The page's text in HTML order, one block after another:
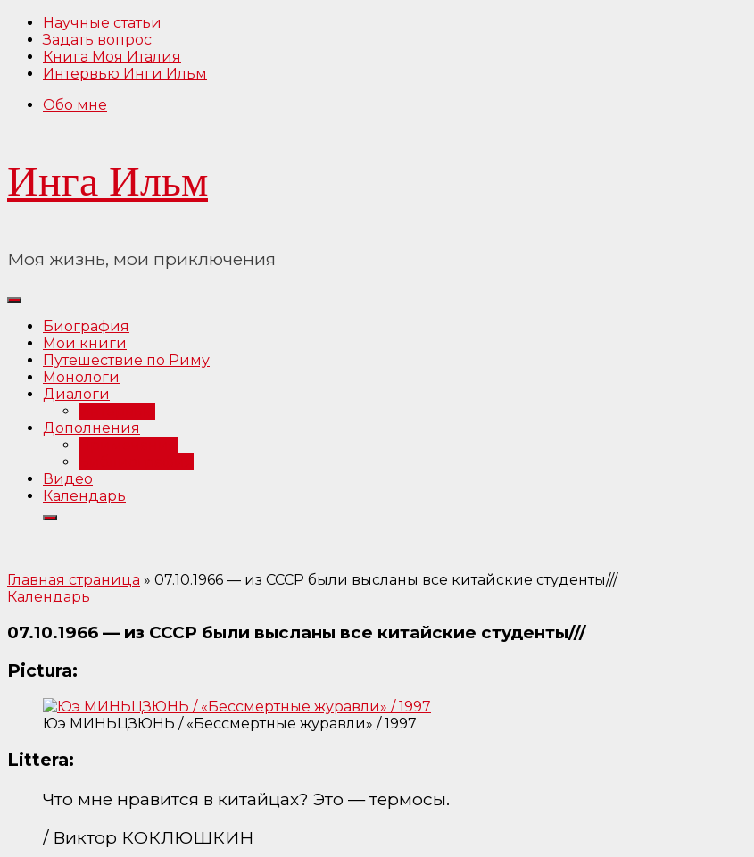
Перейти
содержимому
Научные статьи
Задать вопрос
Книга Моя Италия
Интервью Инги Ильм
Обо мне
Инга Ильм
Моя жизнь, мои приключения
Биография
Мои книги
Путешествие по Риму
Монологи
Диалоги
Дополнения
Видео
Календарь
Главная страница » 07.10.1966 — из СССР были высланы все китайские студенты///
Календарь
07.10.1966 — из СССР были высланы все китайские студенты///
Pictura:
Юэ МИНЬЦЗЮНЬ / «Бессмертные журавли» / 1997
Littera:
Что мне нравится в китайцах? Это — термосы.
/ Виктор КОКЛЮШКИН